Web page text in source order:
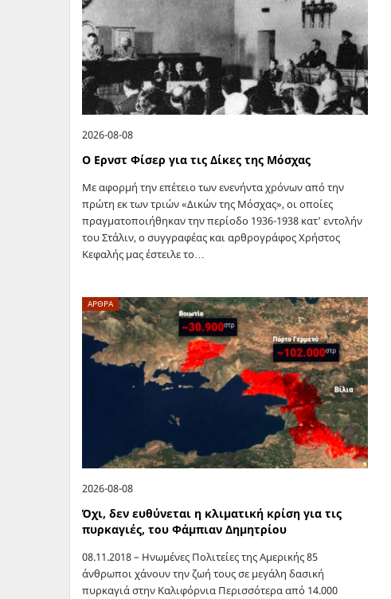
2026-08-08
Ο Ερνστ Φίσερ για τις Δίκες της Μόσχας
Με αφορμή την επέτειο των ενενήντα χρόνων από την
πρώτη εκ των τριών «Δικών της Μόσχας», οι οποίες
πραγματοποιήθηκαν την περίοδο 1936-1938 κατ’ εντολήν
του Στάλιν, ο συγγραφέας και αρθρογράφος Χρήστος
Κεφαλής μας έστειλε το…
ΑΡΘΡΑ
2026-08-08
Όχι, δεν ευθύνεται η κλιματική κρίση για τις
πυρκαγιές, του Φάμπιαν Δημητρίου
08.11.2018 – Ηνωμένες Πολιτείες της Αμερικής 85
άνθρωποι χάνουν την ζωή τους σε μεγάλη δασική
πυρκαγιά στην Καλιφόρνια Περισσότερα από 14.000